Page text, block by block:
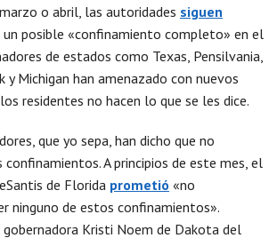
o abril, las autoridades siguen
un posible «confinamiento completo» en el
de estados como Texas, Pensilvania,
y Michigan han amenazado con nuevos
residentes no hacen lo que se les dice.
que yo sepa, han dicho que no
A principios de este mes, el
de Florida prometió «no
ninguno de estos confinamientos».
Kristi Noem de Dakota del